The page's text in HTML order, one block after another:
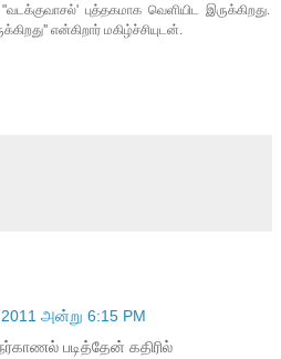
புத்தகமாக வெளியிட இருக்கிறது.
என்கிறார் மகிழ்ச்சியுடன்.
2011 அன்று 6:15 PM
படித்தேன் கதிரில்